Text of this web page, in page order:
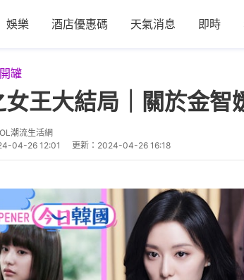
娛樂 酒店優惠碼 天氣消息 即時
開罐
女王大結局｜關於金
潮流生活網
04-26 12:01 更新： 2024-04-26 16:18